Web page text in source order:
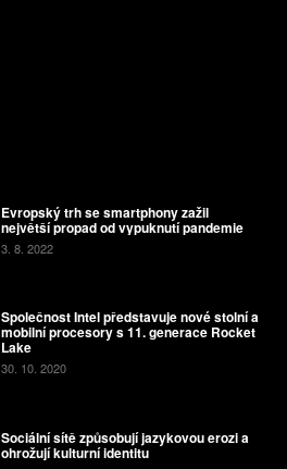
Evropský trh se smartphony zažil
největší propad od vypuknutí pandemie
3. 8. 2022
Společnost Intel představuje nové stolní a
mobilní procesory s 11. generace Rocket
Lake
30. 10. 2020
Sociální sítě způsobují jazykovou erozi a
ohrožují kulturní identitu